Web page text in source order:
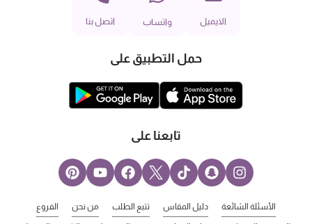
الايميل واتساب اتصل بنا
حمل التطبيق على
تابعنا على
الأسئلة الشائعة دليل المقاس تتبع الطلب من نحن الفروع